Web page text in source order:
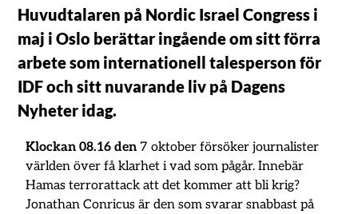
Huvudtalaren på Nordic Israel Congress i
maj i Oslo berättar ingående om sitt förra
arbete som internationell talesperson för
IDF och sitt nuvarande liv på Dagens
Nyheter idag.
Klockan 08.16 den 7 oktober försöker journalister
världen över få klarhet i vad som pågår. Innebär
Hamas terrorattack att det kommer att bli krig?
Jonathan Conricus är den som svarar snabbast på